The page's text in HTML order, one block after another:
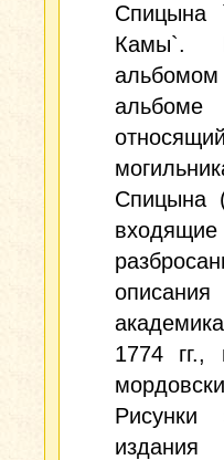
Спицына
Камы`.
Спицына
1774
Рисунки
издания